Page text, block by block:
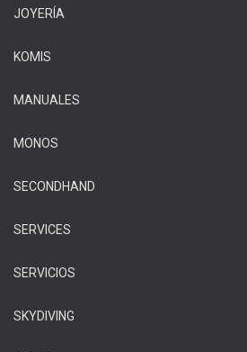
JOYERÍA
KOMIS
MANUALES
MONOS
SECONDHAND
SERVICES
SERVICIOS
SKYDIVING